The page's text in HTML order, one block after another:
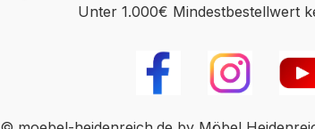
Unter 1.000€ Mindestbestellwert